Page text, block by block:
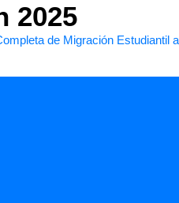
2025
de Migración Estudiantil